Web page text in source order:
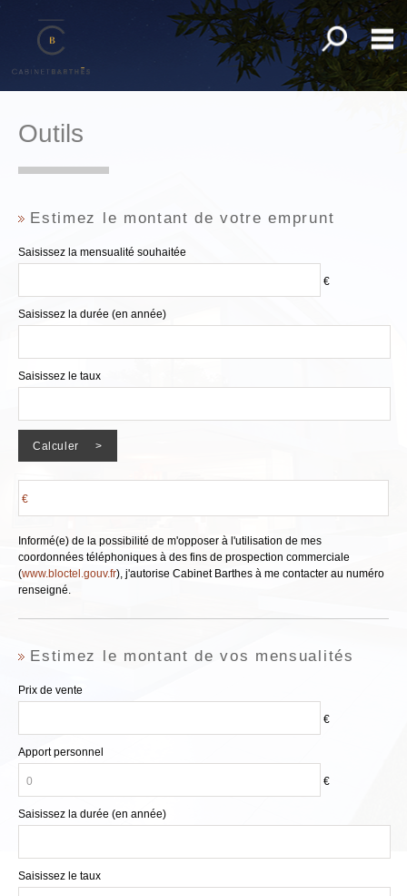
Toutes nos
Acheter
Gestion
Mes sélections 0
Alerte e-mail
Nos offres
Qui sommes-nous ?
Outils
Estimez le montant de votre emprunt
Saisissez la mensualité souhaitée
€
Saisissez la durée (en année)
Saisissez le taux
€
Informé(e) de la possibilité de m'opposer à l'utilisation de mes
coordonnées téléphoniques à des fins de prospection commerciale
(www.bloctel.gouv.fr), j'autorise Cabinet Barthes à me contacter au numéro
renseigné.
Estimez le montant de vos mensualités
Prix de vente
€
Apport personnel
€
Saisissez la durée (en année)
Saisissez le taux